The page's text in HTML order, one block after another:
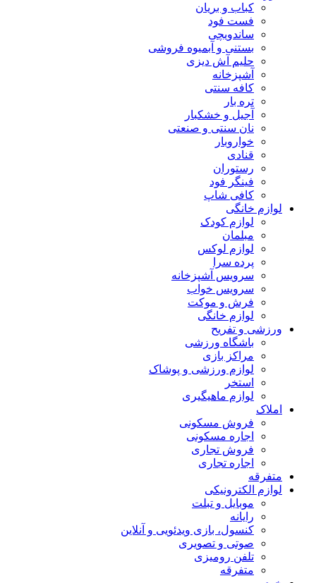
کباب و بریان
فست فود
ساندویچی
بستنی و آبمیوه فروشی
حلیم آش دیزی
آشپزخانه
کافه سنتی
تره بار
آجیل و خشکبار
نان سنتی و صنعتی
خواروبار
قنادی
رستوران
فینگر فود
کافی شاپ
لوازم خانگی
لوازم کودک
مبلمان
لوازم لوکس
پرده سرا
سرویس آشپزخانه
سرویس خواب
فرش و موکت
لوازم خانگی
ورزشی و تفریح
باشگاه ورزشی
مراکز بازی
لوازم ورزشی و پوشاک
استخر
لوازم ماهیگیری
املاک
فروش مسکونی
اجاره مسکونی
فروش تجاری
اجاره تجاری
متفرقه
لوازم الکترونیکی
موبایل و تبلت
رایانه
کنسول، بازی‌ ویدئویی و آنلاین
صوتی و تصویری
تلفن رومیزی
متفرقه